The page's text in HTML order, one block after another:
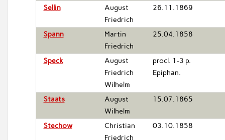
Sellin
August
Friedrich
26.11.1869
Spann
Martin
Friedrich
25.04.1858
Speck
August
Friedrich
Wilhelm
procl. 1-3 p.
Epiphan.
Staats
August
Wilhelm
15.07.1865
Stechow
Christian
Friedrich
03.10.1858